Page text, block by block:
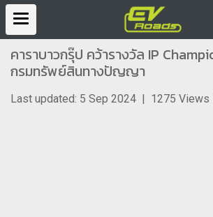
คาราบาวกรุ๊ป คว้ารางวัล IP
กรมทรัพย์สินทางปัญญา
Last updated: 5 Sep 2024 | 1275 Views